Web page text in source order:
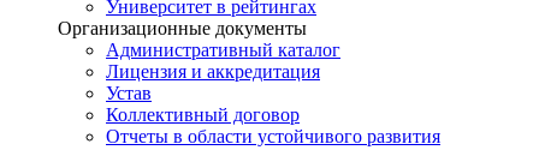
Университет в рейтингах
Организационные документы
Административный каталог
Лицензия и аккредитация
Устав
Коллективный договор
Отчеты в области устойчивого развития